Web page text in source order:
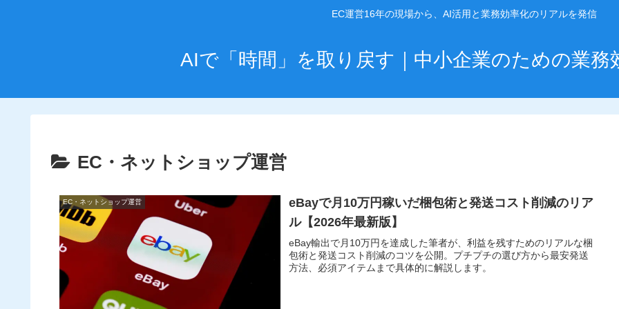
EC運営16年の現場から、AI活用と業務効率化のリアルを発信
AIで「時間」を取り戻す｜中小企業のための業務
EC・ネットショップ運営
EC・ネットショップ運営
eBayで月10万円稼いだ梱包術と発送コスト削減のリア
ル【2026年最新版】
eBay輸出で月10万円を達成した筆者が、利益を残すためのリアルな梱
包術と発送コスト削減のコツを公開。プチプチの選び方から最安発送
方法、必須アイテムまで具体的に解説します。